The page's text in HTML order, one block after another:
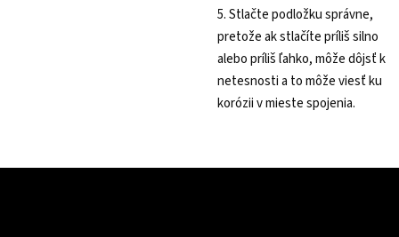
5. Stlačte podložku správne,
pretože ak stlačíte príliš silno
alebo príliš ľahko, môže dôjsť k
netesnosti a to môže viesť ku
korózii v mieste spojenia.